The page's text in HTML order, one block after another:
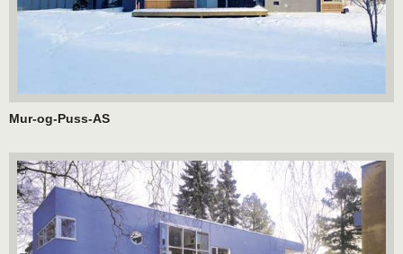
Mur-og-Puss-AS